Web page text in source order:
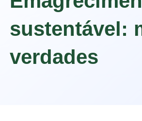
sustentável:
verdades